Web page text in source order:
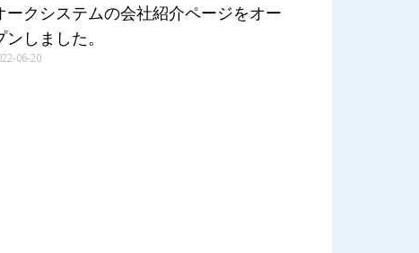
ークシステムの会社紹介ページをオー
ンしました。
06-20